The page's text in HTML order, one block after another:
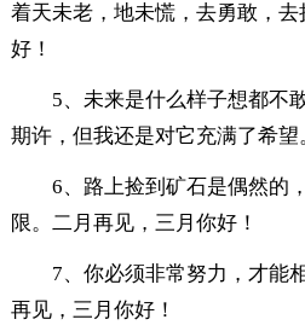
着天未老，地未慌，去勇敢，
好！
5、未来是什么样子想都不
期许，但我还是对它充满了希望
6、路上捡到矿石是偶然的
限。二月再见，三月你好！
7、你必须非常努力，才能相
再见，三月你好！